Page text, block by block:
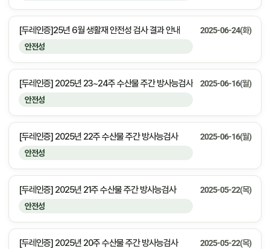
안전성
[두레인증]25년 6월 생활재 안전성 검사 결과 안내 2025-06-24(화)
안전성
[두레인증] 2025년 23~24주 수산물 주간 방사능검사 2025-06-16(월)
안전성
[두레인증] 2025년 22주 수산물 주간 방사능검사 2025-06-16(월)
안전성
[두레인증] 2025년 21주 수산물 주간 방사능검사 2025-05-22(목)
[두레인증] 2025년 20주 수산물 주간 방사능검사 2025-05-22(목)